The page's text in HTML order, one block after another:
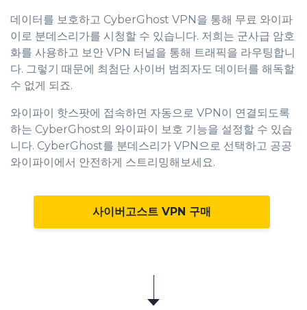
데이터를 보호하고 CyberGhost VPN을 통해 무료 와이파
이로 분데스리가를 시청할 수 있습니다. 저희는 군사급 암호
화를 사용하고 보안 VPN 터널을 통해 트래픽을 라우팅합니
다. 그렇기 때문에 최첨단 사이버 범죄자도 데이터를 해독할
수 없게 되죠.
와이파이 핫스팟에 접속하면 자동으로 VPN이 연결되도록
하는 CyberGhost의 와이파이 보호 기능을 설정할 수 있습
니다. CyberGhost를 분데스리가 VPN으로 선택하고 공공
와이파이에서 안전하게 스트리밍해보세요.
사이버고스트 VPN 구매